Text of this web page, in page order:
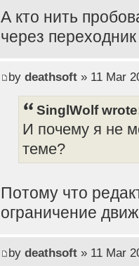
А кто нить
через
by deathsoft» 11 Mar
SinglWolf
И почему я не
теме?
Потому что
ограничение
by deathsoft» 11 Mar